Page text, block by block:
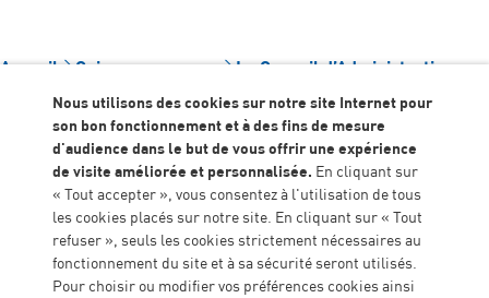
Accueil Qui sommes-nous Le Conseil d’Administration
Le Conseil
d’Administration de
l’ALGEEI est composé de
21 membres :
Nous utilisons des cookies sur notre site Internet pour
son bon fonctionnement et à des fins de mesure
d'audience dans le but de vous offrir une expérience
de visite améliorée et personnalisée. En cliquant sur
« Tout accepter », vous consentez à l'utilisation de tous
les cookies placés sur notre site. En cliquant sur « Tout
refuser », seuls les cookies strictement nécessaires au
fonctionnement du site et à sa sécurité seront utilisés.
Pour choisir ou modifier vos préférences cookies ainsi